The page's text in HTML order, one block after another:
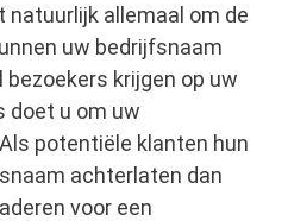
allemaal om de
uw bedrijfsnaam
bezoekers krijgen op uw
doet u om uw
potentiële klanten hun
achterlaten dan
voor een